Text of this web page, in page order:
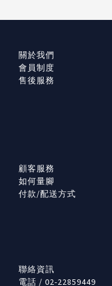
關於我們
會員制度
售後服務
顧客服務
如何量腳
付款/配送方式
聯絡資訊
電話 / 02-22859449